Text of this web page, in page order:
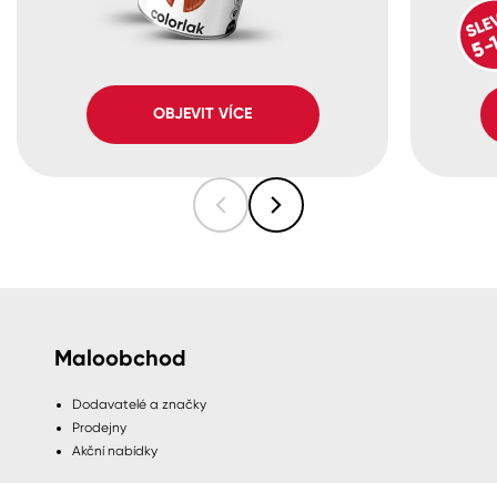
OBJEVIT VÍCE
Maloobchod
Dodavatelé a značky
Prodejny
Akční nabídky